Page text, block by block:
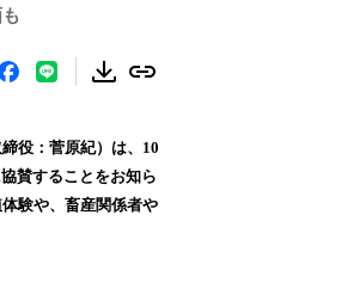
役：菅原紀）は、10
賛することをお知ら
験や、畜産関係者や